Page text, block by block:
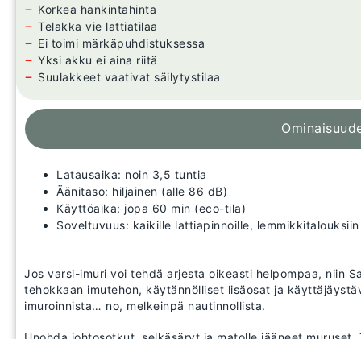
− Korkea hankintahinta
− Telakka vie lattiatilaa
− Ei toimi märkäpuhdistuksessa
− Yksi akku ei aina riitä
− Suulakkeet vaativat säilytystilaa
Latausaika: noin 3,5 tuntia
Äänitaso: hiljainen (alle 86 dB)
Käyttöaika: jopa 60 min (eco-tila)
Soveltuvuus: kaikille lattiapinnoille, lemmikkitalouksiin
Jos varsi-imuri voi tehdä arjesta oikeasti helpompaa, niin
tehokkaan imutehon, käytännölliset lisäosat ja
imuroinnista… no, melkeinpä nautinnollista.